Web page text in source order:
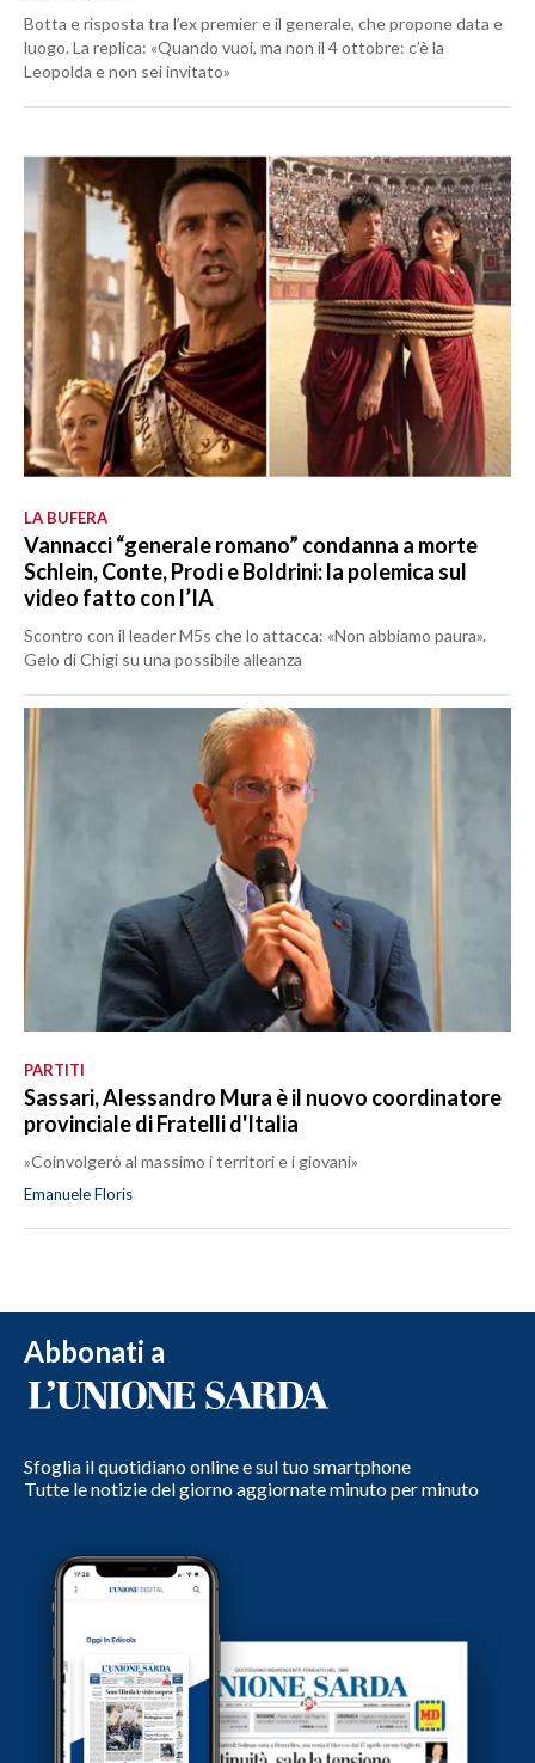
Botta e risposta tra l’ex premier e il generale, che propone data e
luogo. La replica: «Quando vuoi, ma non il 4 ottobre: c’è la
Leopolda e non sei invitato»
LA BUFERA
Vannacci “generale romano” condanna a morte
Schlein, Conte, Prodi e Boldrini: la polemica sul
video fatto con l’IA
Scontro con il leader M5s che lo attacca: «Non abbiamo paura».
Gelo di Chigi su una possibile alleanza
PARTITI
Sassari, Alessandro Mura è il nuovo coordinatore
provinciale di Fratelli d'Italia
»Coinvolgerò al massimo i territori e i giovani»
Emanuele Floris
Abbonati a
Sfoglia il quotidiano online e sul tuo smartphone
Tutte le notizie del giorno aggiornate minuto per minuto